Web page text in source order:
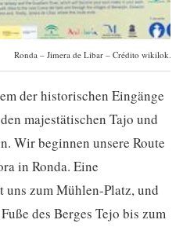
Ronda – Jimera de Libar – Crédito
der historischen Eingänge
majestätischen Tajo und
Wir beginnen unsere Route
in Ronda. Eine
zum Mühlen-Platz, und
des Berges Tejo bis zum